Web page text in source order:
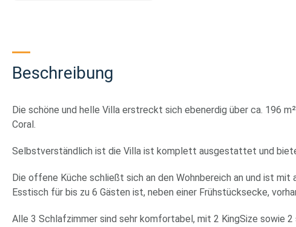
Beschreibung
Die schöne und helle Villa erstreckt sich ebenerdig über ca. 196
Coral.
Selbstverständlich ist die Villa ist komplett ausgestattet und
Die offene Küche schließt sich an den Wohnbereich an und ist
Esstisch für bis zu 6 Gästen ist, neben einer Frühstücksecke,
Alle 3 Schlafzimmer sind sehr komfortabel, mit 2 KingSize sowie